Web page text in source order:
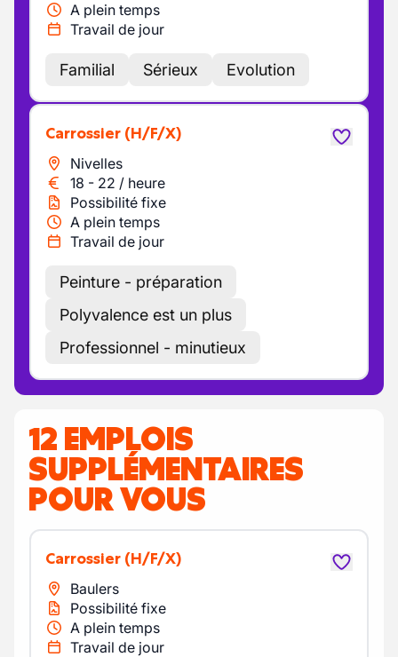
A plein temps
Travail de jour
Familial Sérieux Evolution
Carrossier (H/F/X)
Nivelles
18 - 22 / heure
Possibilité fixe
A plein temps
Travail de jour
Peinture - préparation
Polyvalence est un plus
Professionnel - minutieux
12 EMPLOIS
SUPPLÉMENTAIRES
POUR VOUS
Carrossier (H/F/X)
Baulers
Possibilité fixe
A plein temps
Travail de jour